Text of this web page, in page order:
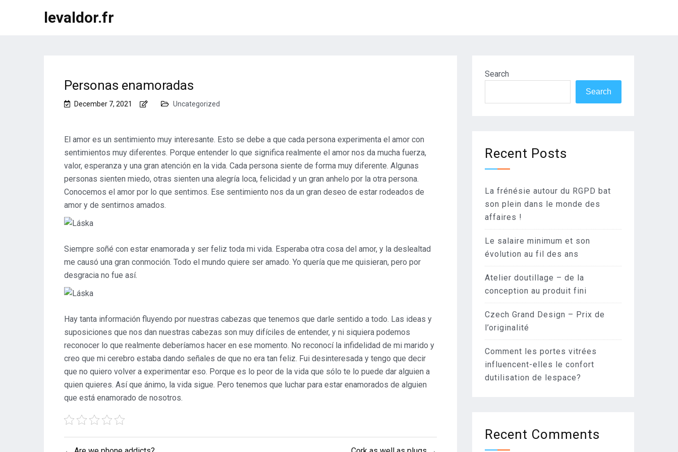
levaldor.fr
Personas enamoradas
December 7, 2021 Uncategorized
El amor es un sentimiento muy interesante. Esto se debe a que cada persona experimenta el amor con
sentimientos muy diferentes. Porque entender lo que significa realmente el amor nos da mucha fuerza,
valor, esperanza y una gran atención en la vida. Cada persona siente de forma muy diferente. Algunas
personas sienten miedo, otras sienten una alegría loca, felicidad y un gran anhelo por la otra persona.
Conocemos el amor por lo que sentimos. Ese sentimiento nos da un gran deseo de estar rodeados de
amor y de sentirnos amados.
Siempre soñé con estar enamorada y ser feliz toda mi vida. Esperaba otra cosa del amor, y la deslealtad
me causó una gran conmoción. Todo el mundo quiere ser amado. Yo quería que me quisieran, pero por
desgracia no fue así.
Hay tanta información fluyendo por nuestras cabezas que tenemos que darle sentido a todo. Las ideas y
suposiciones que nos dan nuestras cabezas son muy difíciles de entender, y ni siquiera podemos
reconocer lo que realmente deberíamos hacer en ese momento. No reconocí la infidelidad de mi marido y
creo que mi cerebro estaba dando señales de que no era tan feliz. Fui desinteresada y tengo que decir
que no quiero volver a experimentar eso. Porque es lo peor de la vida que sólo te lo puede dar alguien a
quien quieres. Así que ánimo, la vida sigue. Pero tenemos que luchar para estar enamorados de alguien
que está enamorado de nosotros.
Post
Search
Search
Recent Posts
La frénésie autour du RGPD bat
son plein dans le monde des
affaires !
Le salaire minimum et son
évolution au fil des ans
Atelier doutillage – de la
conception au produit fini
Czech Grand Design – Prix de
l’originalité
Comment les portes vitrées
influencent-elles le confort
dutilisation de lespace?
Recent Comments